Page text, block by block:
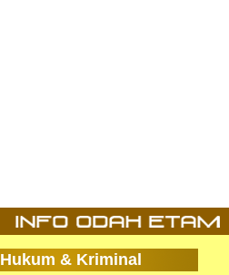
Hukum & Kriminal